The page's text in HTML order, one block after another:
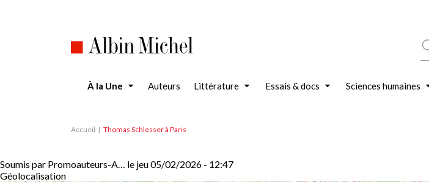
À la Une Auteurs Littérature Essais & docs Sciences humaines
Accueil Thomas Schlesser à Paris
Soumis par Promoauteurs-A… le jeu 05/02/2026 - 12:47
Géolocalisation